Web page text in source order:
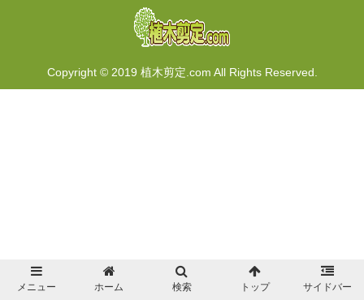
Copyright © 2019 植木剪定.com All Rights Reserved.
メニュー ホーム 検索 トップ サイドバー